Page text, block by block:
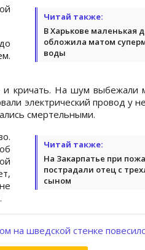
Читай также:
В Харькове маленькая
обложила матом
воды
и кричать. На шум выбежали
электрический провод у
смертельными.
Читай также:
На Закарпатье при
пострадали отец с
сыном
на шведской стенке